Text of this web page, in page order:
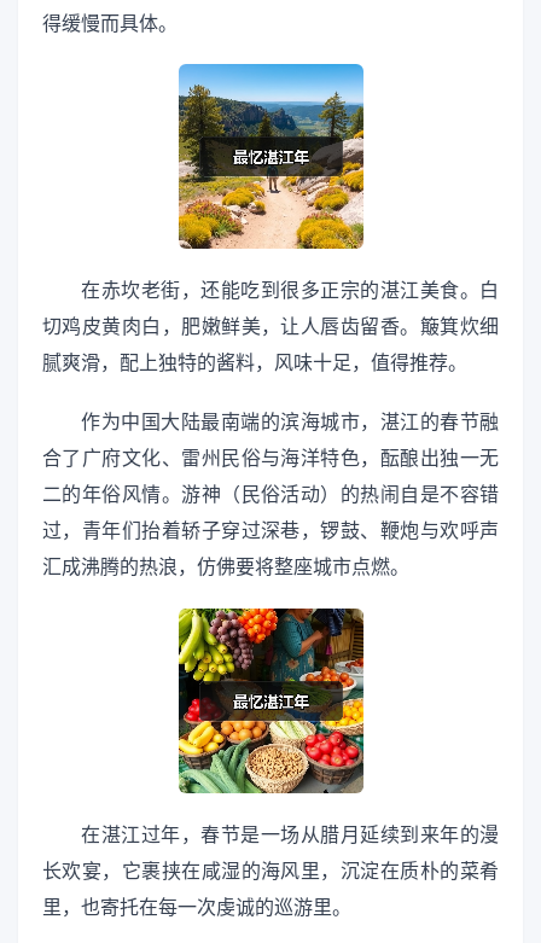
得缓慢而具体。
在赤坎老街，还能吃到很多正宗的湛江美食。白
切鸡皮黄肉白，肥嫩鲜美，让人唇齿留香。簸箕炊细
腻爽滑，配上独特的酱料，风味十足，值得推荐。
作为中国大陆最南端的滨海城市，湛江的春节融
合了广府文化、雷州民俗与海洋特色，酝酿出独一无
二的年俗风情。游神（民俗活动）的热闹自是不容错
过，青年们抬着轿子穿过深巷，锣鼓、鞭炮与欢呼声
汇成沸腾的热浪，仿佛要将整座城市点燃。
在湛江过年，春节是一场从腊月延续到来年的漫
长欢宴，它裹挟在咸湿的海风里，沉淀在质朴的菜肴
里，也寄托在每一次虔诚的巡游里。